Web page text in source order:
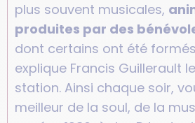
plus souvent musicales,
produites par des
dont certains ont été
explique Francis Guillerault
station. Ainsi chaque soir,
meilleur de la soul, de la